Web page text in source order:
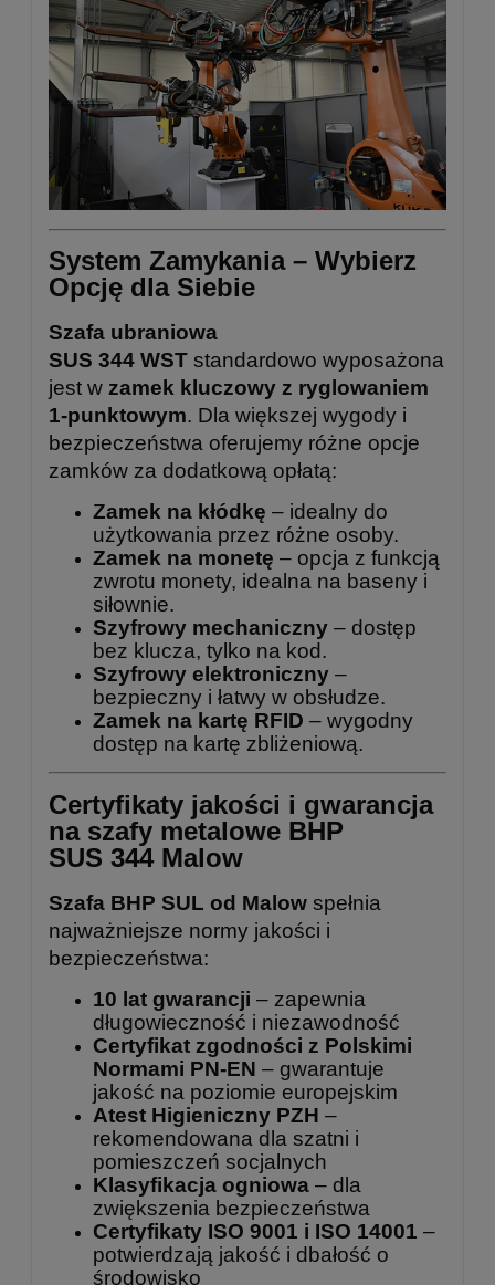
System Zamykania – Wybierz
Opcję dla Siebie
Szafa ubraniowa
SUS 344 WST standardowo wyposażona
jest w zamek kluczowy z ryglowaniem
1-punktowym. Dla większej wygody i
bezpieczeństwa oferujemy różne opcje
zamków za dodatkową opłatą:
Zamek na kłódkę – idealny do
użytkowania przez różne osoby.
Zamek na monetę – opcja z funkcją
zwrotu monety, idealna na baseny i
siłownie.
Szyfrowy mechaniczny – dostęp
bez klucza, tylko na kod.
Szyfrowy elektroniczny –
bezpieczny i łatwy w obsłudze.
Zamek na kartę RFID – wygodny
dostęp na kartę zbliżeniową.
Certyfikaty jakości i gwarancja
na szafy metalowe BHP
SUS 344 Malow
Szafa BHP SUL od Malow spełnia
najważniejsze normy jakości i
bezpieczeństwa:
10 lat gwarancji – zapewnia
długowieczność i niezawodność
Certyfikat zgodności z Polskimi
Normami PN-EN – gwarantuje
jakość na poziomie europejskim
Atest Higieniczny PZH –
rekomendowana dla szatni i
pomieszczeń socjalnych
Klasyfikacja ogniowa – dla
zwiększenia bezpieczeństwa
Certyfikaty ISO 9001 i ISO 14001 –
potwierdzają jakość i dbałość o
środowisko